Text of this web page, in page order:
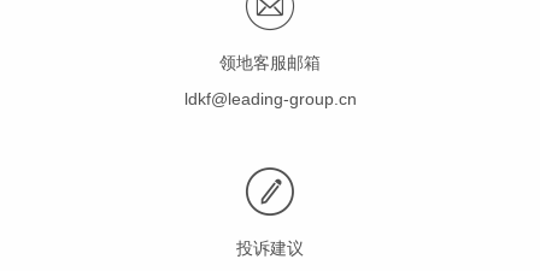
领地客服邮箱
ldkf@leading-group.cn
投诉建议